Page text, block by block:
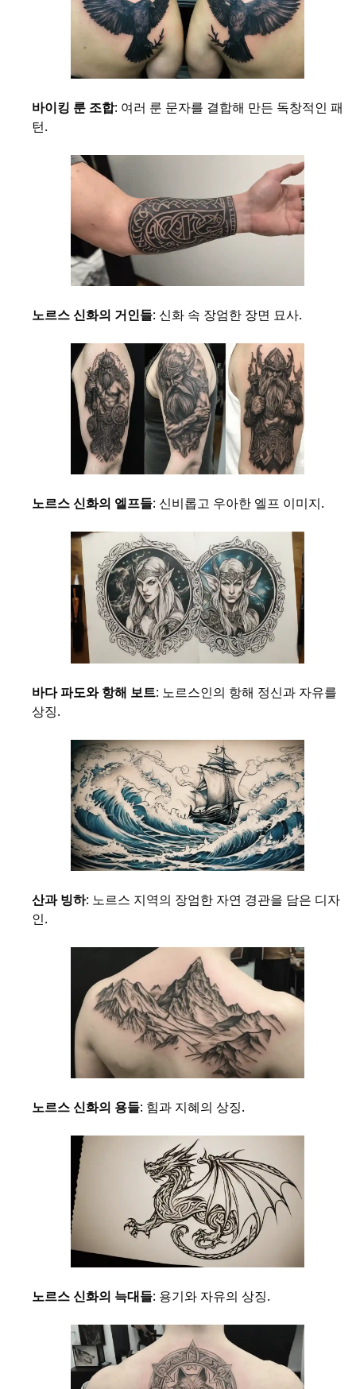
바이킹 룬 조합: 여러 룬 문자를 결합해 만든 독창적인 패
턴.
노르스 신화의 거인들: 신화 속 장엄한 장면 묘사.
노르스 신화의 엘프들: 신비롭고 우아한 엘프 이미지.
바다 파도와 항해 보트: 노르스인의 항해 정신과 자유를
상징.
산과 빙하: 노르스 지역의 장엄한 자연 경관을 담은 디자
인.
노르스 신화의 용들: 힘과 지혜의 상징.
노르스 신화의 늑대들: 용기와 자유의 상징.